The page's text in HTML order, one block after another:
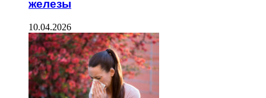
железы
10.04.2026